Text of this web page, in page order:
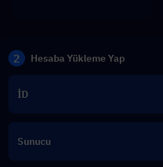
2 Hesaba Yükleme Yap
İD
Sunucu